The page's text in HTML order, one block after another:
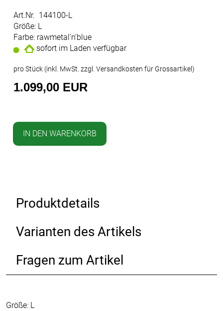
Art.Nr. 144100-L
Größe: L
Farbe: rawmetal'n'blue
sofort im Laden verfügbar
pro Stück (inkl. MwSt. zzgl. Versandkosten für Grossartikel)
1.099,00 EUR
IN DEN WARENKORB
Produktdetails
Varianten des Artikels
Fragen zum Artikel
Größe: L